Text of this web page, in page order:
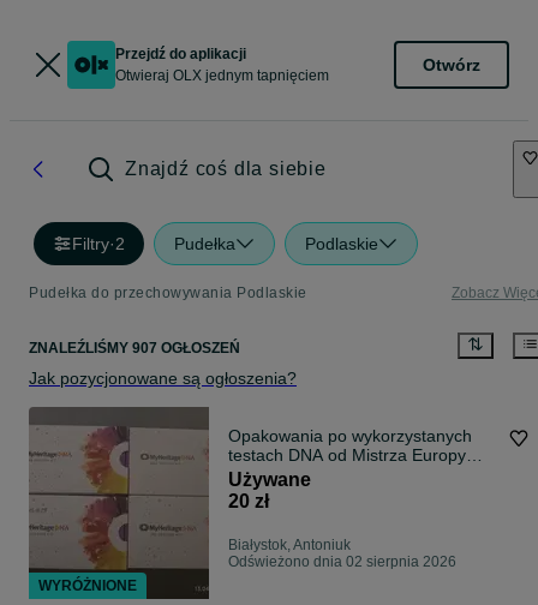
Przejdź do aplikacji
Otwieraj OLX jednym tapnięciem
Otwórz
Znajdź coś dla siebie
Filtry·2 Pudełka Podlaskie
Pudełka do przechowywania Podlaskie Zobacz
ZNALEŹLIŚMY 907 OGŁOSZEŃ
Jak pozycjonowane są ogłoszenia?
Opakowania po wykorzystanych
testach DNA od Mistrza Europy
2012-NADAL
Używane
20 zł
Białystok, Antoniuk
Odświeżono dnia 02 sierpnia 2026
WYRÓŻNIONE